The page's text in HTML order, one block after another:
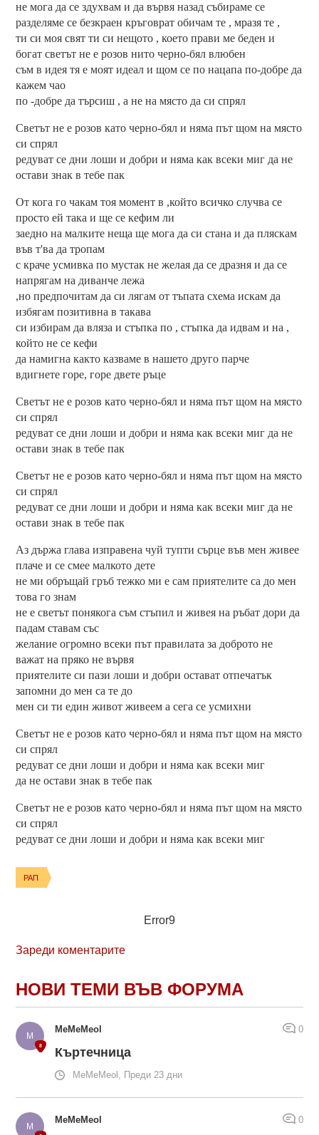
не мога да се здухвам и да вървя назад събираме се
разделяме се безкраен кръговрат обичам те , мразя те ,
ти си моя свят ти си нещото , което прави ме беден и
богат светът не е розов нито черно-бял влюбен
съм в идея тя е моят идеал и щом се по нацапа по-добре да
кажем чао
по -добре да търсиш , а не на място да си спрял
Светът не е розов като черно-бял и няма път щом на място
си спрял
редуват се дни лоши и добри и няма как всеки миг да не
остави знак в тебе пак
От кога го чакам тоя момент в ,който всичко случва се
просто ей така и ще се кефим ли
заедно на малките неща ще мога да си стана и да пляскам
във т'ва да тропам
с краче усмивка по мустак не желая да се дразня и да се
напрягам на диванче лежа
,но предпочитам да си лягам от тъпата схема искам да
избягам позитивна в такава
си избирам да вляза и стъпка по , стъпка да идвам и на ,
който не се кефи
да намигна както казваме в нашето друго парче
вдигнете горе, горе двете ръце
Светът не е розов като черно-бял и няма път щом на място
си спрял
редуват се дни лоши и добри и няма как всеки миг да не
остави знак в тебе пак
Светът не е розов като черно-бял и няма път щом на място
си спрял
редуват се дни лоши и добри и няма как всеки миг да не
остави знак в тебе пак
Аз държа глава изправена чуй тупти сърце във мен живее
плаче и се смее малкото дете
не ми обръщай гръб тежко ми е сам приятелите са до мен
това го знам
не е светът понякога съм стъпил и живея на ръбат дори да
падам ставам със
желание огромно всеки път правилата за доброто не
важат на пряко не вървя
приятелите си пази лоши и добри остават отпечатък
запомни до мен са те до
мен си ти един живот живеем а сега се усмихни
Светът не е розов като черно-бял и няма път щом на място
си спрял
редуват се дни лоши и добри и няма как всеки миг
да не остави знак в тебе пак
Светът не е розов като черно-бял и няма път щом на място
си спрял
редуват се дни лоши и добри и няма как всеки миг
РАП
Error9
Зареди коментарите
НОВИ ТЕМИ ВЪВ ФОРУМА
MeMeMeol 0
Къртечница
MeMeMeol, Преди 23 дни
MeMeMeol 0